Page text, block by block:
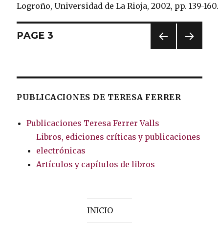
Logroño, Universidad de La Rioja, 2002, pp. 139-160.
Posts
E
PAGE 3
PUBLICACIONES DE TERESA FERRER
Publicaciones Teresa Ferrer Valls
Libros, ediciones críticas y publicaciones
electrónicas
Artículos y capítulos de libros
INICIO